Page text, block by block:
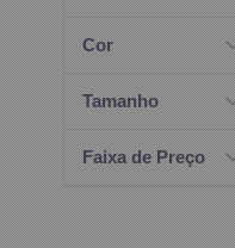
Cor
Tamanho
Faixa de Preço